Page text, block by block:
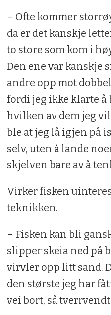
– Ofte kommer
da er det kanskje
to store som kom i
Den ene var kanskje
andre opp mot
fordi jeg ikke klarte å
hvilken av dem jeg
ble at jeg lå igjen på
selv, uten å lande
skjelven bare av å
Virker fisken
teknikken.
– Fisken kan bli
slipper skeia ned på
virvler opp litt sand.
den største jeg har
vei bort, så